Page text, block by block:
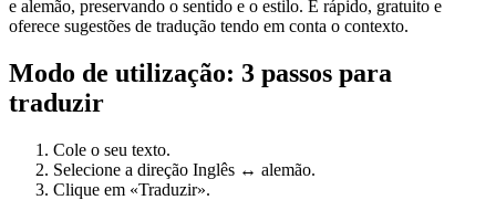
e alemão, preservando o sentido e o estilo. É rápido, gratuito e
oferece sugestões de tradução tendo em conta o contexto.
Modo de utilização: 3 passos para
traduzir
Cole o seu texto.
Selecione a direção Inglês ↔ alemão.
Clique em «Traduzir».